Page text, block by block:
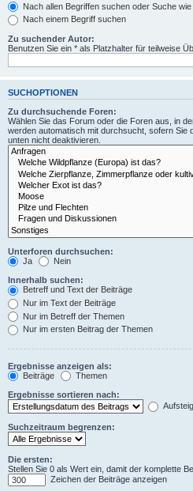
Nach allen Begriffen suchen oder Suche
Nach einem Begriff suchen
Zu suchender Autor:
Benutzen Sie ein * als Platzhalter für teilweise
SUCHOPTIONEN
Zu durchsuchende Foren:
Wählen Sie das Forum oder die Foren aus, in
werden automatisch mit durchsucht, sofern Sie
unten nicht deaktivieren.
Unterforen durchsuchen:
Ja
Nein
Innerhalb suchen:
Betreff und Text der Beiträge
Nur im Text der Beiträge
Nur im Betreff der Themen
Nur im ersten Beitrag der Themen
Ergebnisse anzeigen als:
Beiträge
Themen
Ergebnisse sortieren nach:
Suchzeitraum begrenzen:
Die ersten:
Stellen Sie 0 als Wert ein, damit der komplette
Zeichen der Beiträge anzeigen